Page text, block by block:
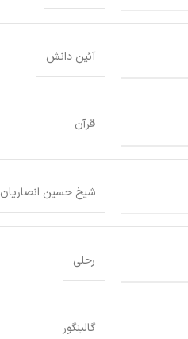
آئین دانش
قرآن
شیخ حسین انصاریان
رحلی
گالینگور